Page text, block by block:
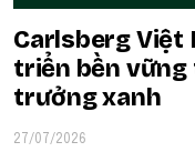
Carlsberg Việt
triển bền
trưởng xanh
27/07/2026